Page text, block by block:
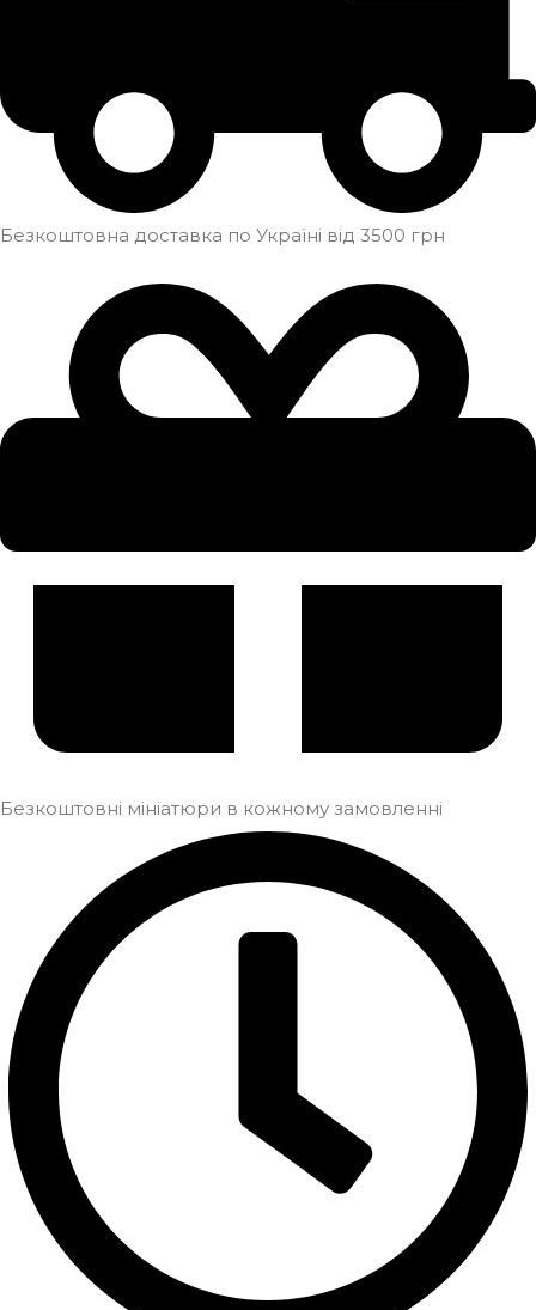
Безкоштовна доставка по Україні від 3500 грн
Безкоштовні мініатюри в кожному замовленні